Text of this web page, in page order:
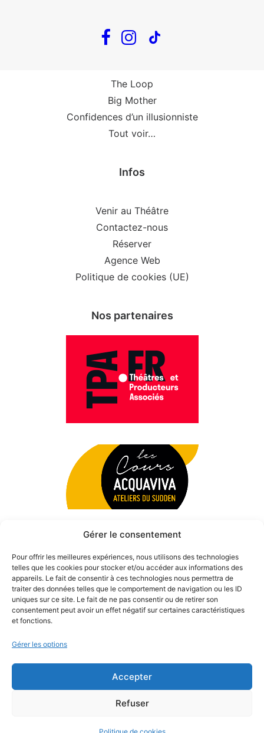
Gérer le consentement
Pour offrir les meilleures expériences, nous utilisons des technologies
telles que les cookies pour stocker et/ou accéder aux informations des
appareils. Le fait de consentir à ces technologies nous permettra de
traiter des données telles que le comportement de navigation ou les ID
uniques sur ce site. Le fait de ne pas consentir ou de retirer son
consentement peut avoir un effet négatif sur certaines caractéristiques
et fonctions.
Gérer les options
Accepter
Refuser
En tournée
The Loop
Big Mother
Confidences d’un illusionniste
Tout voir…
Infos
Venir au Théâtre
Contactez-nous
Réserver
Agence Web
Politique de cookies (UE)
Nos partenaires
© 2026 Théâtre des Béliers Parisiens. | Tous droits réservés.